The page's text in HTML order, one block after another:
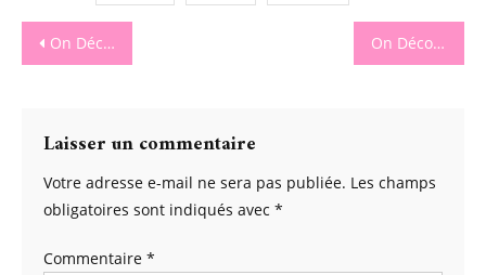
Navigation
de
l’article
On Découvre La Biotyfull Box Du Mois De Février On Découvre La Biotyfull Box Du Mois De Mars
Laisser un commentaire
Votre adresse e-mail ne sera pas publiée. Les champs
obligatoires sont indiqués avec *
Commentaire *